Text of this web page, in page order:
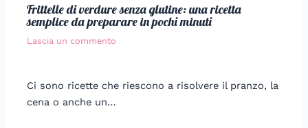
Frittelle di verdure senza glutine: una ricetta
semplice da preparare in pochi minuti
Lascia un commento
Ci sono ricette che riescono a risolvere il pranzo, la
cena o anche un…